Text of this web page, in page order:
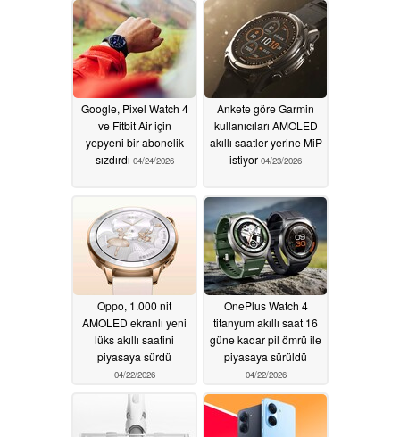
Google, Pixel Watch 4
ve Fitbit Air için
yepyeni bir abonelik
sızdırdı 04/24/2026
Ankete göre Garmin
kullanıcıları AMOLED
akıllı saatler yerine MiP
istiyor 04/23/2026
Oppo, 1.000 nit
AMOLED ekranlı yeni
lüks akıllı saatini
piyasaya sürdü
04/22/2026
OnePlus Watch 4
titanyum akıllı saat 16
güne kadar pil ömrü ile
piyasaya sürüldü
04/22/2026